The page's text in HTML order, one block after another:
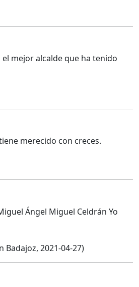
el mejor alcalde que ha tenido
merecido con creces.
Ángel Miguel Celdrán Yo
Badajoz, 2021-04-27)